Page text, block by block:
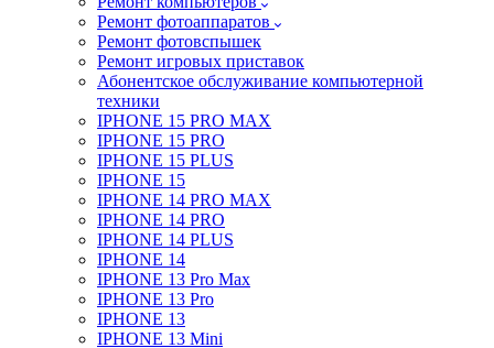
Ремонт фотоаппаратов
Ремонт фотовспышек
Ремонт игровых приставок
Абонентское обслуживание компьютерной
техники
IPHONE 15 PRO MAX
IPHONE 15 PRO
IPHONE 15 PLUS
IPHONE 15
IPHONE 14 PRO MAX
IPHONE 14 PRO
IPHONE 14 PLUS
IPHONE 14
IPHONE 13 Pro Max
IPHONE 13 Pro
IPHONE 13
IPHONE 13 Mini